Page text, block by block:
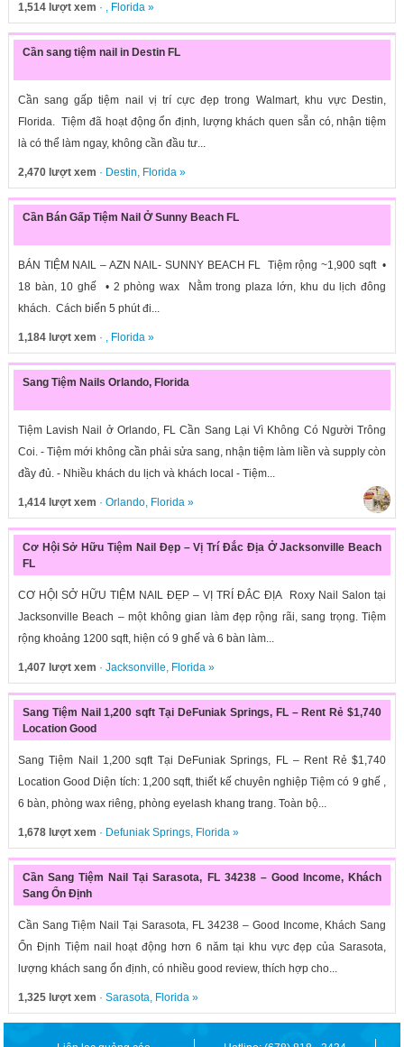
1,514 lượt xem · , Florida»
Cần sang tiệm nail in Destin FL
Cần sang gấp tiệm nail vị trí cực đẹp trong Walmart, khu vực Destin,
Florida. Tiệm đã hoạt động ổn định, lượng khách quen sẵn có, nhận tiệm
là có thể làm ngay, không cần đầu tư...
2,470 lượt xem · Destin, Florida»
Cần Bán Gấp Tiệm Nail Ở Sunny Beach FL
BÁN TIỆM NAIL – AZN NAIL- SUNNY BEACH FL Tiệm rộng ~1,900 sqft •
18 bàn, 10 ghế • 2 phòng wax Nằm trong plaza lớn, khu du lịch đông
khách. Cách biển 5 phút đi...
1,184 lượt xem · , Florida»
Sang Tiệm Nails Orlando, Florida
Tiệm Lavish Nail ở Orlando, FL Cần Sang Lại Vì Không Có Người Trông
Coi. - Tiệm mới không cần phải sửa sang, nhận tiệm làm liền và supply còn
đầy đủ. - Nhiều khách du lịch và khách local - Tiệm...
1,414 lượt xem · Orlando, Florida»
Cơ Hội Sở Hữu Tiệm Nail Đẹp – Vị Trí Đắc Địa Ở Jacksonville Beach
FL
CƠ HỘI SỞ HỮU TIỆM NAIL ĐẸP – VỊ TRÍ ĐẮC ĐỊA Roxy Nail Salon tại
Jacksonville Beach – một không gian làm đẹp rộng rãi, sang trọng. Tiệm
rộng khoảng 1200 sqft, hiện có 9 ghế và 6 bàn làm...
1,407 lượt xem · Jacksonville, Florida»
Sang Tiệm Nail 1,200 sqft Tại DeFuniak Springs, FL – Rent Rẻ $1,740
Location Good
Sang Tiệm Nail 1,200 sqft Tại DeFuniak Springs, FL – Rent Rẻ $1,740
Location Good Diện tích: 1,200 sqft, thiết kế chuyên nghiệp Tiệm có 9 ghế ,
6 bàn, phòng wax riêng, phòng eyelash khang trang. Toàn bộ...
1,678 lượt xem · Defuniak Springs, Florida»
Cần Sang Tiệm Nail Tại Sarasota, FL 34238 – Good Income, Khách
Sang Ổn Định
Cần Sang Tiệm Nail Tại Sarasota, FL 34238 – Good Income, Khách Sang
Ổn Định Tiệm nail hoạt động hơn 6 năm tại khu vực đẹp của Sarasota,
lượng khách sang ổn định, có nhiều good review, thích hợp cho...
1,325 lượt xem · Sarasota, Florida»